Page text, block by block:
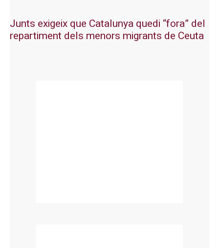
Junts exigeix que Catalunya quedi “fora” del
repartiment dels menors migrants de Ceuta